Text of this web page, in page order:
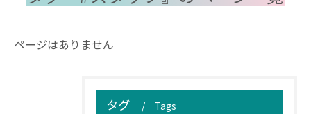
ページはありません
タグ Tags